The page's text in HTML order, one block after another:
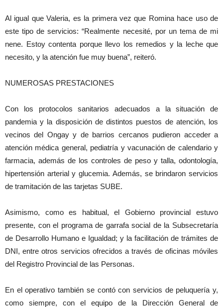
Al igual que Valeria, es la primera vez que Romina hace uso de
este tipo de servicios: “Realmente necesité, por un tema de mi
nene. Estoy contenta porque llevo los remedios y la leche que
necesito, y la atención fue muy buena”, reiteró.
NUMEROSAS PRESTACIONES
Con los protocolos sanitarios adecuados a la situación de
pandemia y la disposición de distintos puestos de atención, los
vecinos del Ongay y de barrios cercanos pudieron acceder a
atención médica general, pediatría y vacunación de calendario y
farmacia, además de los controles de peso y talla, odontología,
hipertensión arterial y glucemia. Además, se brindaron servicios
de tramitación de las tarjetas SUBE.
Asimismo, como es habitual, el Gobierno provincial estuvo
presente, con el programa de garrafa social de la Subsecretaría
de Desarrollo Humano e Igualdad; y la facilitación de trámites de
DNI, entre otros servicios ofrecidos a través de oficinas móviles
del Registro Provincial de las Personas.
En el operativo también se contó con servicios de peluquería y,
como siempre, con el equipo de la Dirección General de